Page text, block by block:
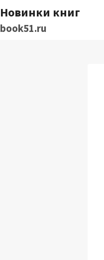
Новинки книг
book51.ru